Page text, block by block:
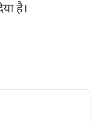
है।